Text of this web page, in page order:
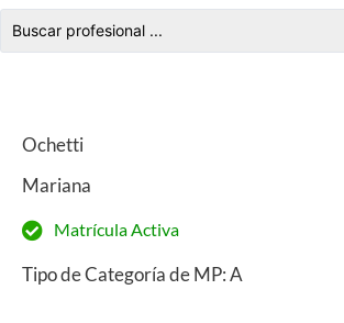
Ochetti
Mariana
Matrícula Activa
Tipo de Categoría de MP: A